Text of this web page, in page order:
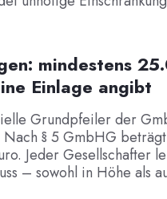
mindestens
Einlage angibt
Grundpfeiler der
§ 5 GmbHG
Jeder Gesellschafter
– sowohl in Höhe als